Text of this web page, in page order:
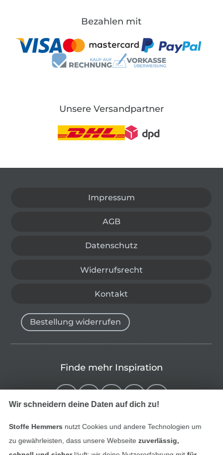
Bezahlen mit
Unsere Versandpartner
Impressum
AGB
Datenschutz
Widerrufsrecht
Kontakt
Bestellung widerrufen
Finde mehr Inspiration
Wir schneidern deine Daten auf dich zu!
Stoffe Hemmers nutzt Cookies und andere Technologien um
zu gewährleisten, dass unsere Webseite zuverlässig,